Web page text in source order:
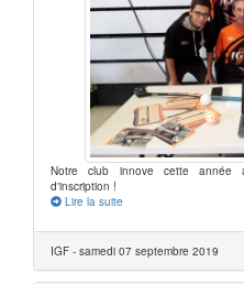
Notre club innove cette année
d'inscription !
Lire la suite
IGF - samedi 07 septembre 2019